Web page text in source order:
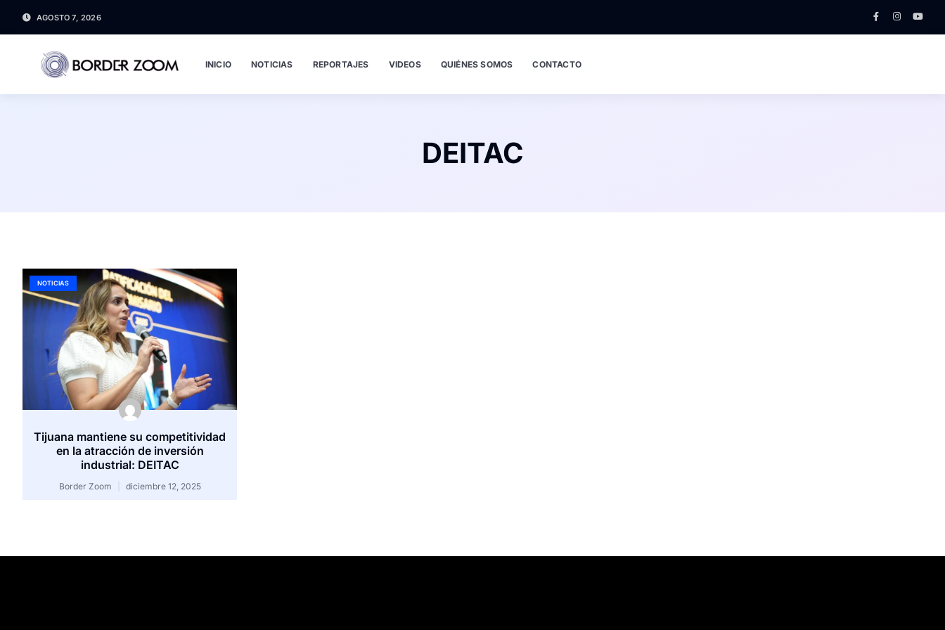
AGOSTO 7, 2026
INICIO NOTICIAS REPORTAJES VIDEOS QUIÉNES SOMOS CONTACTO
DEITAC
NOTICIAS
Tijuana mantiene su competitividad
en la atracción de inversión
industrial: DEITAC
Border Zoom diciembre 12, 2025